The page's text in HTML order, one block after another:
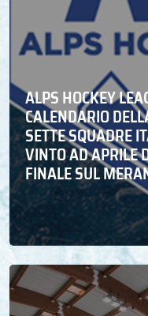
ALPS HOCKEY
CALENDARIO
SETTE SQUADRE
VINTO AD APRILE
FINALE SUL